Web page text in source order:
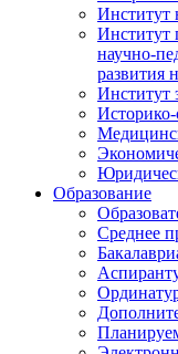
Институт
Институт
научно-
развития
Институт
Образование
Среднее